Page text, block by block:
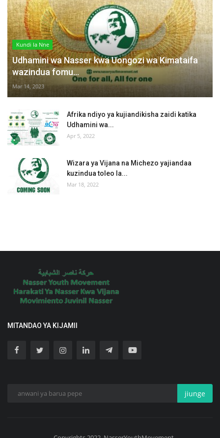
Kundi la Nne
Udhamini wa Nasser kwa Uongozi wa Kimataifa
wazindua fomu...
Mar 14, 2023
Afrika ndiyo ya kujiandikisha zaidi katika
Udhamini wa...
Apr 5, 2022
Wizara ya Vijana na Michezo yajiandaa
kuzindua toleo la...
Mar 18, 2022
MITANDAO YA KIJAMII
jiunge